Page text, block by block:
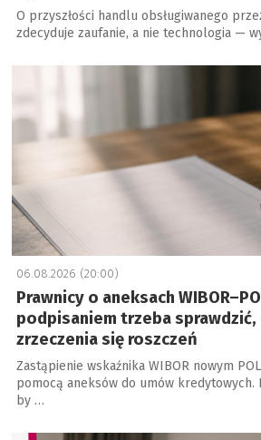
O przyszłości handlu obsługiwanego
zdecyduje zaufanie, a nie technologia —
a
06.08.2026 (20:00)
Prawnicy o aneksach
podpisaniem trzeba sprawdzić,
zrzeczenia się roszczeń
Zastąpienie wskaźnika WIBOR nowym
pomocą aneksów do umów kredytowych.
by …